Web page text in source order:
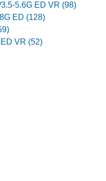
5.6G ED VR (98)
ED (128)
VR (52)